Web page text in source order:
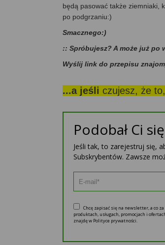
będą pasować także ziemniaki,
po podgrzaniu:)
Smacznego:)
:: Spróbujesz? A może już po
Wyślij link do przepisu
...a jeśli czujesz, że
Podobał Ci
Jeśli tak, to zarejestruj się,
Subskrybentów. Zawsze
Chcę zapisać się na newsletter, a co
produktach, usługach, promocjach i
znajdę w Polityce prywatności.